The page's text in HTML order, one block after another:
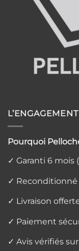
Pourquoi
✓ Garanti 6 mois
✓ Reconditionné
✓ Livraison
✓ Paiement
✓ Avis vérifiés